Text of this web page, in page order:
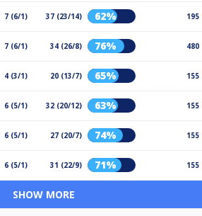
7 (6/1) 37 (23/14) 62% 195
7 (6/1) 34 (26/8) 76% 480
4 (3/1) 20 (13/7) 65% 155
6 (5/1) 32 (20/12) 63% 155
6 (5/1) 27 (20/7) 74% 155
6 (5/1) 31 (22/9) 71% 155
SHOW MORE